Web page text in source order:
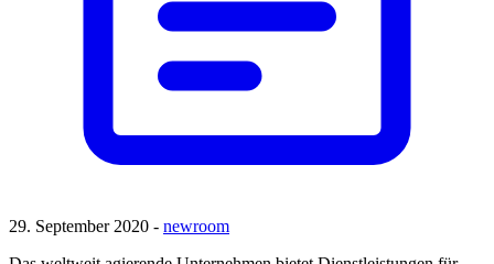
29. September 2020 - newroom